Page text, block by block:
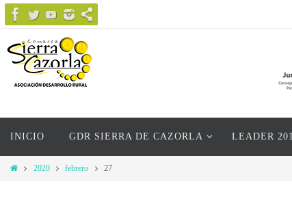
Ir
al
contenido
INICIO GDR SIERRA DE CAZORLA LEADER
Inicio2020 febrero 27